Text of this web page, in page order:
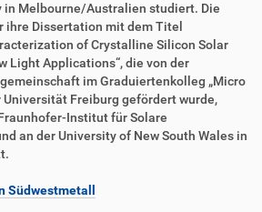
in Melbourne/Australien studiert. Die
ihre Dissertation mit dem Titel
of Crystalline Silicon Solar
Light Applications“, die von der
im Graduiertenkolleg „Micro
Universität Freiburg gefördert wurde,
Institut für Solare
an der University of New South Wales in
Südwestmetall